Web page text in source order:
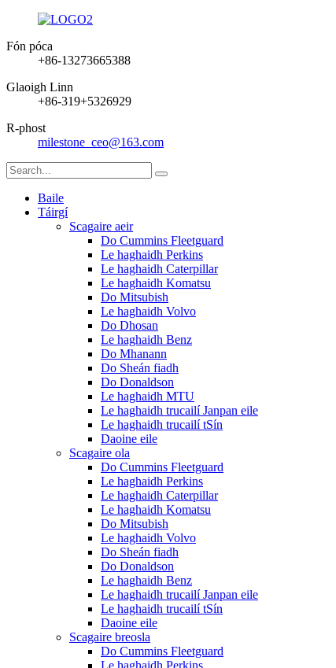
Fón póca
+86-13273665388
Glaoigh Linn
+86-319+5326929
R-phost
milestone_ceo@163.com
Baile
Táirgí
Scagaire aeir
Do Cummins Fleetguard
Le haghaidh Perkins
Le haghaidh Caterpillar
Le haghaidh Komatsu
Do Mitsubish
Le haghaidh Volvo
Do Dhosan
Le haghaidh Benz
Do Mhanann
Do Sheán fiadh
Do Donaldson
Le haghaidh MTU
Le haghaidh trucailí Janpan eile
Le haghaidh trucailí tSín
Daoine eile
Scagaire ola
Do Cummins Fleetguard
Le haghaidh Perkins
Le haghaidh Caterpillar
Le haghaidh Komatsu
Do Mitsubish
Le haghaidh Volvo
Do Sheán fiadh
Do Donaldson
Le haghaidh Benz
Le haghaidh trucailí Janpan eile
Le haghaidh trucailí tSín
Daoine eile
Scagaire breosla
Do Cummins Fleetguard
Le haghaidh Perkins